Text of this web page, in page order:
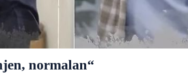
normalan“